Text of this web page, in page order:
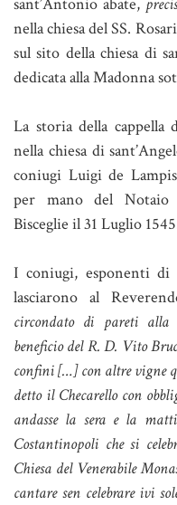
nella chiesa del SS.
sul sito della chiesa di
dedicata alla Madonna
La storia della cappella
nella chiesa di
coniugi Luigi de
per mano del Notaio
Bisceglie il 31 Luglio
I coniugi, esponenti di
lasciarono al
circondato di pareti
beneficio del R. D. Vito
confini […] con altre vigne
detto il Checarello con
andasse la sera e la
Costantinopoli che si
Chiesa del Venerabile
cantare sen celebrare ivi